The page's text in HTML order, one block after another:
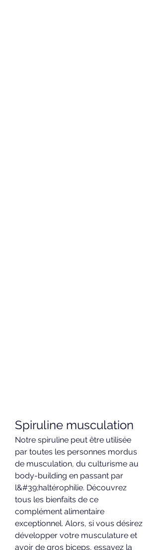
Spiruline musculation
Notre spiruline peut être utilisée
par toutes les personnes mordus
de musculation, du culturisme au
body-building en passant par
l&#39;haltérophilie. Découvrez
tous les bienfaits de ce
complément alimentaire
exceptionnel. Alors, si vous désirez
développer votre musculature et
avoir de gros biceps, essayez la